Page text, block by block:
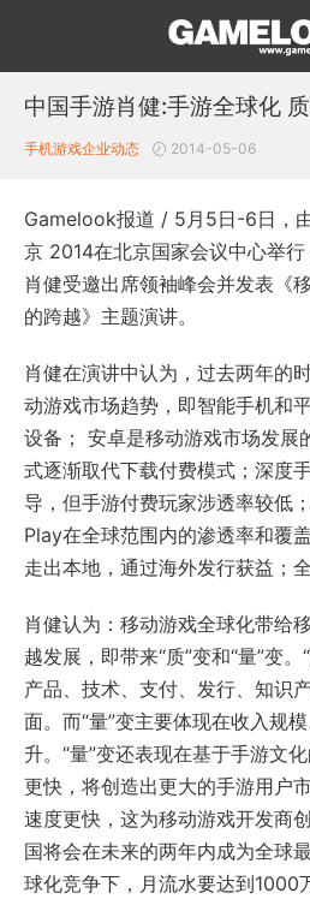
中国手游肖健:手游全球化
手机游戏企业动态 2014-05-06
Gamelook报道 / 5月5日-6日，
京 2014在北京国家会议中心举
肖健受邀出席领袖峰会并发表《
的跨越》主题演讲。
肖健在演讲中认为，过去两年的
动游戏市场趋势，即智能手机和
设备； 安卓是移动游戏市场发展
式逐渐取代下载付费模式；深度
导，但手游付费玩家涉透率较低
Play在全球范围内的渗透率和覆
走出本地，通过海外发行获益；全
肖健认为：移动游戏全球化带给
越发展，即带来“质”变和“量”变。
产品、技术、支付、发行、知识
面。而“量”变主要体现在收入规
升。“量”变还表现在基于手游文
更快，将创造出更大的手游用户
速度更快，这为移动游戏开发商
国将会在未来的两年内成为全球
球化竞争下，月流水要达到1000